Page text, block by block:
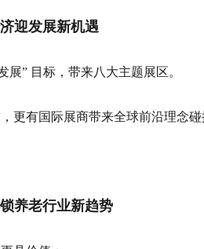
迎发展新机遇
展” 目标，带来八大主题展区。
更有国际展商带来全球前沿理念
养老行业新趋势